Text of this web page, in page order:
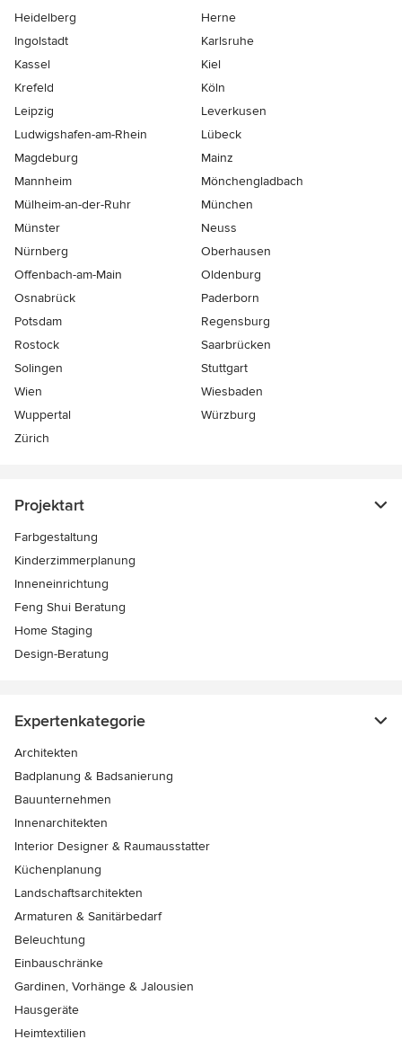
Heidelberg
Herne
Ingolstadt
Karlsruhe
Kassel
Kiel
Krefeld
Köln
Leipzig
Leverkusen
Ludwigshafen-am-Rhein
Lübeck
Magdeburg
Mainz
Mannheim
Mönchen­gladbach
Mülheim-an-der-Ruhr
München
Münster
Neuss
Nürnberg
Oberhausen
Offenbach-am-Main
Oldenburg
Osnabrück
Paderborn
Potsdam
Regensburg
Rostock
Saarbrücken
Solingen
Stuttgart
Wien
Wiesbaden
Wuppertal
Würzburg
Zürich
Projektart
Farbgestaltung
Kinderzimmerplanung
Inneneinrichtung
Feng Shui Beratung
Home Staging
Design-Beratung
Expertenkategorie
Architekten
Badplanung & Badsanierung
Bauunternehmen
Innenarchitekten
Interior Designer & Raumausstatter
Küchenplanung
Landschaftsarchitekten
Armaturen & Sanitärbedarf
Beleuchtung
Einbauschränke
Gardinen, Vorhänge & Jalousien
Hausgeräte
Heimtextilien